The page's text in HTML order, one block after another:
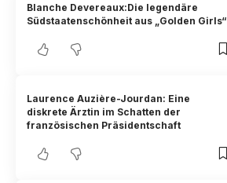
Blanche Devereaux:Die legendäre
Südstaatenschönheit aus „Golden Girls“
Laurence Auzière-Jourdan: Eine
diskrete Ärztin im Schatten der
französischen Präsidentschaft